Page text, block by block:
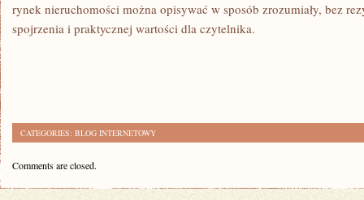
rynek nieruchomości można opisywać w sposób zrozumiały, bez
spojrzenia i praktycznej wartości dla czytelnika.
CATEGORIES: BLOG INTERNETOWY
Comments are closed.